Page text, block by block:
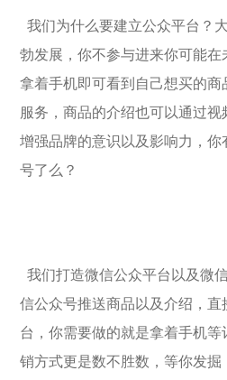
我们为什么要建立公众平台？
勃发展，你不参与进来你可能在
拿着手机即可看到自己想买的
服务，商品的介绍也可以通过视
增强品牌的意识以及影响力，
号了么？
我们打造微信公众平台以及微
信公众号推送商品以及介绍，
台，你需要做的就是拿着手机
销方式更是数不胜数，等你发